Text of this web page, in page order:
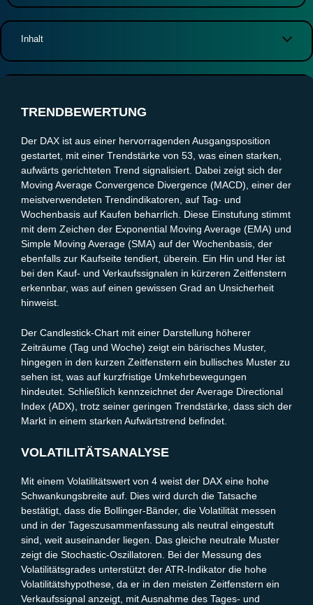
Inhalt
Trendbewertung
Zielzonen und mögliche Kursziele
TRENDBEWERTUNG
Der DAX ist aus einer hervorragenden Ausgangsposition
gestartet, mit einer Trendstärke von 53, was einen starken,
aufwärts gerichteten Trend signalisiert. Dabei zeigt sich der
Moving Average Convergence Divergence (MACD), einer der
meistverwendeten Trendindikatoren, auf Tag- und
Wochenbasis auf Kaufen beharrlich. Diese Einstufung stimmt
mit dem Zeichen der Exponential Moving Average (EMA) und
Simple Moving Average (SMA) auf der Wochenbasis, der
ebenfalls zur Kaufseite tendiert, überein. Ein Hin und Her ist
bei den Kauf- und Verkaufssignalen in kürzeren Zeitfenstern
erkennbar, was auf einen gewissen Grad an Unsicherheit
hinweist.
Der Candlestick-Chart mit einer Darstellung höherer
Zeiträume (Tag und Woche) zeigt ein bärisches Muster,
hingegen in den kurzen Zeitfenstern ein bullisches Muster zu
sehen ist, was auf kurzfristige Umkehrbewegungen
hindeutet. Schließlich kennzeichnet der Average Directional
Index (ADX), trotz seiner geringen Trendstärke, dass sich der
Markt in einem starken Aufwärtstrend befindet.
VOLATILITÄTSANALYSE
Mit einem Volatilitätswert von 4 weist der DAX eine hohe
Schwankungsbreite auf. Dies wird durch die Tatsache
bestätigt, dass die Bollinger-Bänder, die Volatilität messen
und in der Tageszusammenfassung als neutral eingestuft
sind, weit auseinander liegen. Das gleiche neutrale Muster
zeigt die Stochastic-Oszillatoren. Bei der Messung des
Volatilitätsgrades unterstützt der ATR-Indikator die hohe
Volatilitätshypothese, da er in den meisten Zeitfenstern ein
Verkaufssignal anzeigt, mit Ausnahme des Tages- und